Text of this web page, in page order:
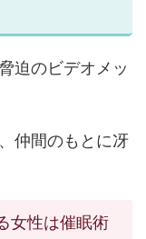
迫のビデオメッ
仲間のもとに冴
女性は催眠術